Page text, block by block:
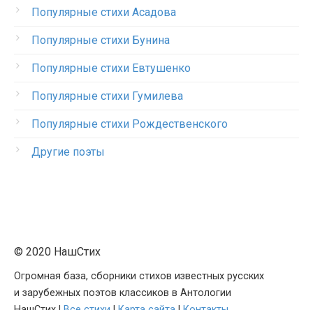
Популярные стихи Асадова
Популярные стихи Бунина
Популярные стихи Евтушенко
Популярные стихи Гумилева
Популярные стихи Рождественского
Другие поэты
© 2020 НашСтих
Огромная база, сборники стихов известных русских
и зарубежных поэтов классиков в Антологии